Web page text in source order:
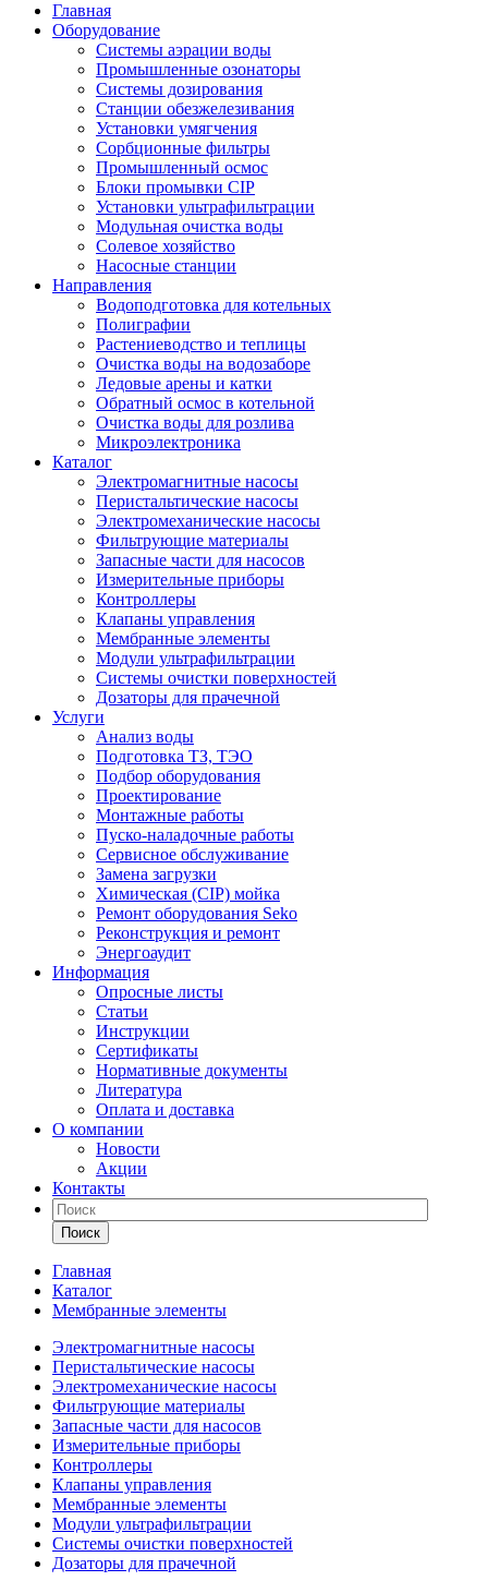
Главная
Оборудование
Системы аэрации воды
Промышленные озонаторы
Системы дозирования
Станции обезжелезивания
Установки умягчения
Сорбционные фильтры
Промышленный осмос
Блоки промывки CIP
Установки ультрафильтрации
Модульная очистка воды
Солевое хозяйство
Насосные станции
Направления
Водоподготовка для котельных
Полиграфии
Растениеводство и теплицы
Очистка воды на водозаборе
Ледовые арены и катки
Обратный осмос в котельной
Очистка воды для розлива
Микроэлектроника
Каталог
Электромагнитные насосы
Перистальтические насосы
Электромеханические насосы
Фильтрующие материалы
Запасные части для насосов
Измерительные приборы
Контроллеры
Клапаны управления
Мембранные элементы
Модули ультрафильтрации
Системы очистки поверхностей
Дозаторы для прачечной
Услуги
Анализ воды
Подготовка ТЗ, ТЭО
Подбор оборудования
Проектирование
Монтажные работы
Пуско-наладочные работы
Сервисное обслуживание
Замена загрузки
Химическая (CIP) мойка
Ремонт оборудования Seko
Реконструкция и ремонт
Энергоаудит
Информация
Опросные листы
Статьи
Инструкции
Сертификаты
Нормативные документы
Литература
Оплата и доставка
О компании
Новости
Акции
Контакты
Поиск
Главная
Каталог
Мембранные элементы
Электромагнитные насосы
Перистальтические насосы
Электромеханические насосы
Фильтрующие материалы
Запасные части для насосов
Измерительные приборы
Контроллеры
Клапаны управления
Мембранные элементы
Модули ультрафильтрации
Системы очистки поверхностей
Дозаторы для прачечной